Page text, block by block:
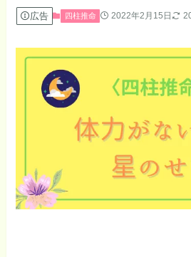
広告 四柱推命 2022年2月15日